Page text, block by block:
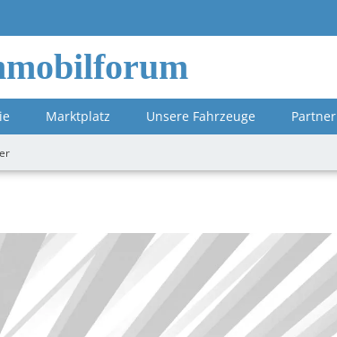
Marktplatz Unsere Fahrzeuge Partner